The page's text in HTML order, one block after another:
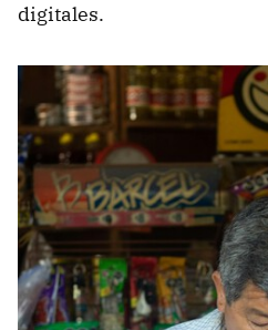
digitales.